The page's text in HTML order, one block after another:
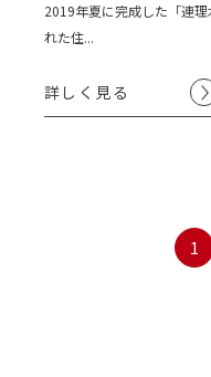
2019年夏に完成した「連
れた住...
詳しく見る
1